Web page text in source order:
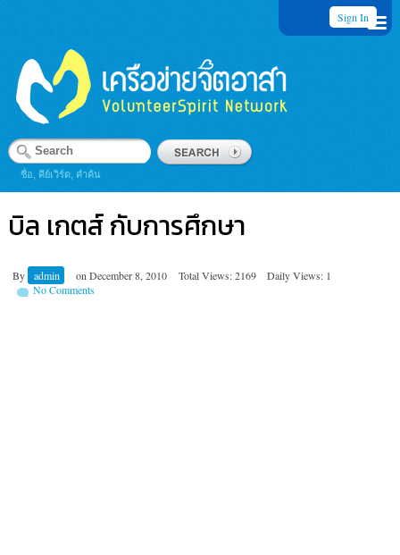
Sign In
ชื่อ, คีย์เวิร์ด, คำค้น
บิล เกตส์ กับการศึกษา
By admin on December 8, 2010 Total Views: 2169
Daily Views: 1
No Comments